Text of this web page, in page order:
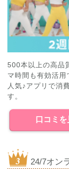
500本以上の高品
マ時間も有効活
人気♪アプリで消
す。
口コミを
24/7オン